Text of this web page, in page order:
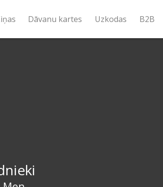
Dāvanu kartes Uzkodas B2B